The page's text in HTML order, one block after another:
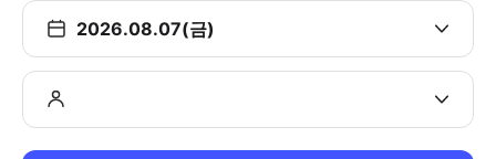
2026.08.07(금)